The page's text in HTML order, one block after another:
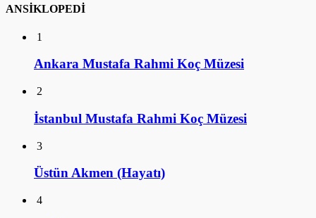
ANSİKLOPEDİ
1
Ankara Mustafa Rahmi Koç Müzesi
2
İstanbul Mustafa Rahmi Koç Müzesi
3
Üstün Akmen (Hayatı)
4